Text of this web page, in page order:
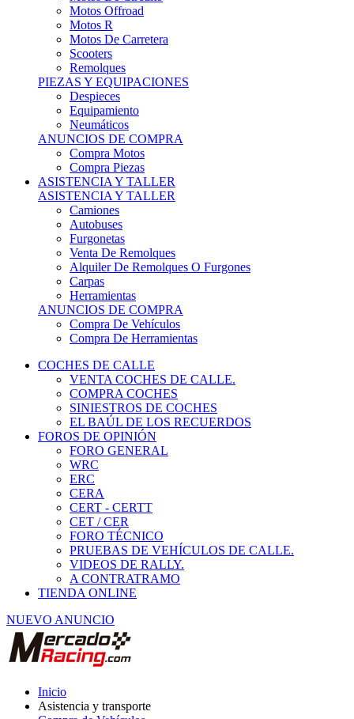
Motos Offroad
Motos R
Motos De Carretera
Scooters
Remolques
PIEZAS Y EQUIPACIONES
Despieces
Equipamiento
Neumáticos
ANUNCIOS DE COMPRA
Compra Motos
Compra Piezas
ASISTENCIA Y TALLER
ASISTENCIA Y TALLER
Camiones
Autobuses
Furgonetas
Venta De Remolques
Alquiler De Remolques O Furgones
Carpas
Herramientas
ANUNCIOS DE COMPRA
Compra De Vehículos
Compra De Herramientas
COCHES DE CALLE
VENTA COCHES DE CALLE.
COMPRA COCHES
SINIESTROS DE COCHES
EL BAÚL DE LOS RECUERDOS
FOROS DE OPINIÓN
FORO GENERAL
WRC
ERC
CERA
CERT - CERTT
CET / CER
FORO TÉCNICO
PRUEBAS DE VEHÍCULOS DE CALLE.
VIDEOS DE RALLY.
A CONTRATRAMO
TIENDA ONLINE
NUEVO ANUNCIO
Inicio
Asistencia y transporte